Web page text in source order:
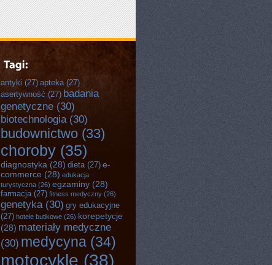
antyki (27) apteka(27)
asertywność (27) badania
genetyczne (30)
biotechnologia(30)
budownictwo (33)
choroby (35)
diagnostyka (28) dieta(27) e-
commerce (28) edukacja
turystyczna (26) egzaminy (28)
farmacja(27) fitness medyczny (26)
genetyka(30) gry edukacyjne
(27) hotele butikowe (26) korepetycje
(28) materiały medyczne
(30) medycyna (34)
motocykle (38)